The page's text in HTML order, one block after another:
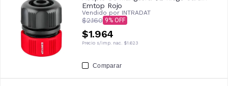
Emtop Rojo
Vendido por INTRADAT
$2.160 9
$1.964
Precio s/imp. nac. $1.623
Comparar